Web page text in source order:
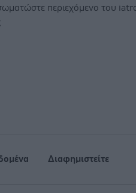
περιεχόμενο του
Διαφημιστείτε